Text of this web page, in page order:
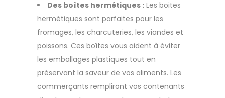
Des boîtes hermétiques : Les boites
hermétiques sont parfaites pour les
fromages, les charcuteries, les viandes et
poissons. Ces boîtes vous aident à éviter
les emballages plastiques tout en
préservant la saveur de vos aliments. Les
commerçants rempliront vos contenants